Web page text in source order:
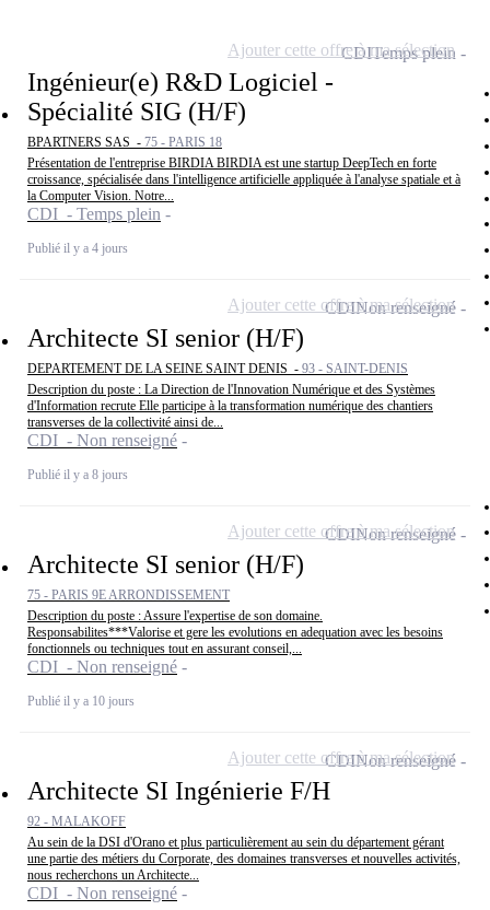
Ingénieur(e) R&D Logiciel -
Spécialité SIG (H/F)
BPARTNERS SAS - 75 - PARIS 18
Présentation de l'entreprise BIRDIA BIRDIA est une startup DeepTech en forte
croissance, spécialisée dans l'intelligence artificielle appliquée à l'analyse spatiale et à
la Computer Vision. Notre...
CDI - Temps plein
Publié il y a 4 jours
CDITemps plein
Ajouter cette offre à ma sélection
Architecte SI senior (H/F)
DEPARTEMENT DE LA SEINE SAINT DENIS - 93 - SAINT-DENIS
Description du poste : La Direction de l'Innovation Numérique et des Systèmes
d'Information recrute Elle participe à la transformation numérique des chantiers
transverses de la collectivité ainsi de...
CDI - Non renseigné
Publié il y a 8 jours
CDINon renseigné
Ajouter cette offre à ma sélection
Architecte SI senior (H/F)
75 - PARIS 9E ARRONDISSEMENT
Description du poste : Assure l'expertise de son domaine.
Responsabilites***Valorise et gere les evolutions en adequation avec les besoins
fonctionnels ou techniques tout en assurant conseil,...
CDI - Non renseigné
Publié il y a 10 jours
CDINon renseigné
Ajouter cette offre à ma sélection
Architecte SI Ingénierie F/H
92 - MALAKOFF
Au sein de la DSI d'Orano et plus particulièrement au sein du département gérant
une partie des métiers du Corporate, des domaines transverses et nouvelles activités,
nous recherchons un Architecte...
CDI - Non renseigné
CDINon renseigné
Ajouter cette offre à ma sélection